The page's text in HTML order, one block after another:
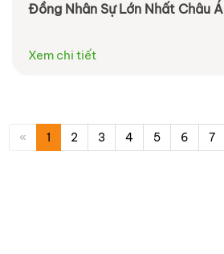
Đồng Nhân Sự Lớn Nhất Châu Á
Xem chi tiết
« 1 2 3 4 5 6 7